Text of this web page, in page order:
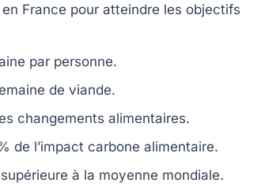
France pour atteindre les objectifs
par personne.
de viande.
changements alimentaires.
de l’impact carbone alimentaire.
supérieure à la moyenne mondiale.